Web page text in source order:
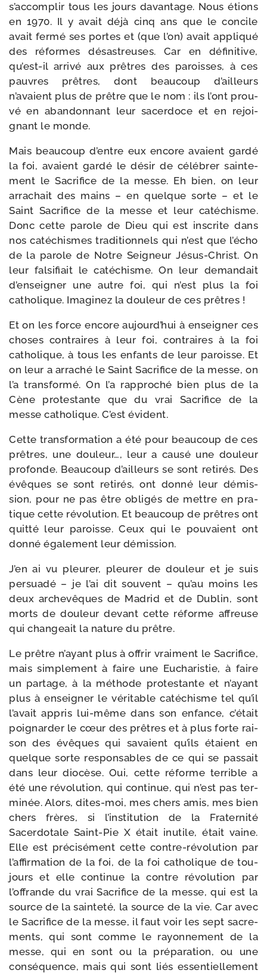
s’accomplir tous les jours davan­tage. Nous étions
en 1970. Il y avait déjà cinq ans que le concile
avait fer­mé ses portes et (que l’on) avait appli­qué
des réformes désas­treuses. Car en défi­ni­tive,
qu’est-il arri­vé aux prêtres des paroisses, à ces
pauvres prêtres, dont beau­coup d’ailleurs
n’avaient plus de prêtre que le nom : ils l’ont prou­
vé en aban­don­nant leur sacer­doce et en rejoi­
gnant le monde.
Mais beau­coup d’entre eux encore avaient gar­dé
la foi, avaient gar­dé le désir de célé­brer sain­te­
ment le Sacrifice de la messe. Eh bien, on leur
arra­chait des mains – en quelque sorte – et le
Saint Sacrifice de la messe et leur caté­chisme.
Donc cette parole de Dieu qui est ins­crite dans
nos caté­chismes tra­di­tion­nels qui n’est que l’écho
de la parole de Notre Seigneur Jésus-​Christ. On
leur fal­si­fiait le caté­chisme. On leur deman­dait
d’enseigner une autre foi, qui n’est plus la foi
catho­lique. Imaginez la dou­leur de ces prêtres !
Et on les force encore aujourd’hui à ensei­gner ces
choses contraires à leur foi, contraires à la foi
catho­lique, à tous les enfants de leur paroisse. Et
on leur a arra­ché le Saint Sacrifice de la messe, on
l’a trans­for­mé. On l’a rap­pro­ché bien plus de la
Cène pro­tes­tante que du vrai Sacrifice de la
messe catho­lique. C’est évident.
Cette trans­for­ma­tion a été pour beau­coup de ces
prêtres, une dou­leur…, leur a cau­sé une dou­leur
pro­fonde. Beaucoup d’ailleurs se sont reti­rés. Des
évêques se sont reti­rés, ont don­né leur démis­
sion, pour ne pas être obli­gés de mettre en pra­
tique cette révo­lu­tion. Et beau­coup de prêtres ont
quit­té leur paroisse. Ceux qui le pou­vaient ont
don­né éga­le­ment leur démission.
J’en ai vu pleu­rer, pleu­rer de dou­leur et je suis
per­sua­dé – je l’ai dit sou­vent – qu’au moins les
deux arche­vêques de Madrid et de Dublin, sont
morts de dou­leur devant cette réforme affreuse
qui chan­geait la nature du prêtre.
Le prêtre n’ayant plus à offrir vrai­ment le Sacrifice,
mais sim­ple­ment à faire une Eucharistie, à faire
un par­tage, à la méthode pro­tes­tante et n’ayant
plus à ensei­gner le véri­table caté­chisme tel qu’il
l’avait appris lui-​même dans son enfance, c’était
poi­gnar­der le cœur des prêtres et à plus forte rai­
son des évêques qui savaient qu’ils étaient en
quelque sorte res­pon­sables de ce qui se pas­sait
dans leur dio­cèse. Oui, cette réforme ter­rible a
été une révo­lu­tion, qui conti­nue, qui n’est pas ter­
mi­née. Alors, dites-​moi, mes chers amis, mes bien
chers frères, si l’institution de la Fraternité
Sacerdotale Saint-​Pie X était inutile, était vaine.
Elle est pré­ci­sé­ment cette contre-​révolution par
l’affirmation de la foi, de la foi catho­lique de tou­
jours et elle conti­nue la contre révo­lu­tion par
l’offrande du vrai Sacrifice de la messe, qui est la
source de la sain­te­té, la source de la vie. Car avec
le Sacrifice de la messe, il faut voir les sept sacre­
ments, qui sont comme le rayon­ne­ment de la
messe, qui en sont ou la pré­pa­ra­tion, ou une
consé­quence, mais qui sont liés essen­tiel­le­ment